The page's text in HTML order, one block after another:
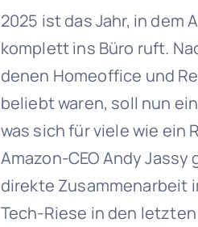
2025 ist das Jahr, in dem
komplett ins Büro ruft.
denen Homeoffice und
beliebt waren, soll nun
was sich für viele wie ein
Amazon-CEO Andy
direkte Zusammenarbeit
Tech-Riese in den